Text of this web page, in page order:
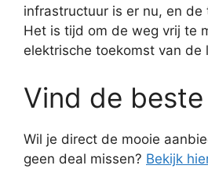
infrastructuur is er nu, en de
Het is tijd om de weg vrij te
elektrische toekomst van de
Vind de
Wil je direct de mooie
geen deal missen? Bekijk